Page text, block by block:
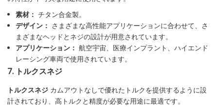
素材： チタン合金製。
デザイン： さまざまな高性能アプリケーションに合わせて、さ
まざまなヘッドとネジの設計が用意されています。
アプリケーション： 航空宇宙、医療インプラント、ハイエンド
レーシング車両で使用されています。
7. トルクスネジ
トルクスネジ カムアウトなしで優れたトルクを提供するように設
計されており、高トルクと精度が必要な用途に最適です。